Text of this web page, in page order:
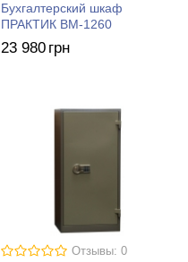
Бухгалтерский шкаф
ПРАКТИК BM-1260
23 980 грн
Отзывы: 0